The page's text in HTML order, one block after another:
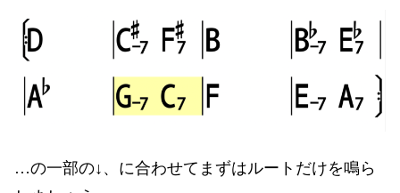
…の一部の↓、に合わせてまずはルートだけを鳴ら